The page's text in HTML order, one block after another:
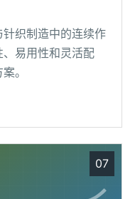
织制造中的连续作
易用性和灵活配
。
07